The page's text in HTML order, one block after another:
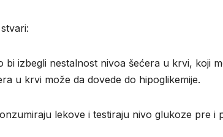
izbegli nestalnost nivoa šećera u krvi, koji
u krvi može da dovede do hipoglikemije.
lekove i testiraju nivo glukoze pre i